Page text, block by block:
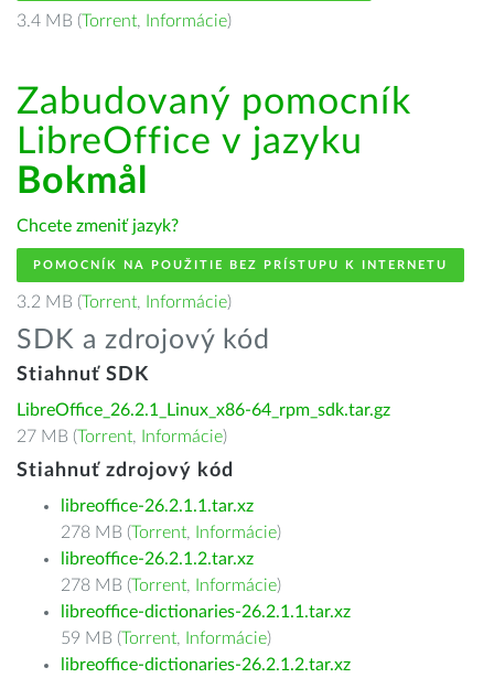
3.4 MB (Torrent, Informácie)
Zabudovaný pomocník
LibreOffice v jazyku
Bokmål
Chcete zmeniť jazyk?
POMOCNÍK NA POUŽITIE BEZ PRÍSTUPU K INTERNETU
3.2 MB (Torrent, Informácie)
SDK a zdrojový kód
Stiahnuť SDK
LibreOffice_26.2.1_Linux_x86-64_rpm_sdk.tar.gz
27 MB (Torrent, Informácie)
Stiahnuť zdrojový kód
libreoffice-26.2.1.1.tar.xz
278 MB (Torrent, Informácie)
libreoffice-26.2.1.2.tar.xz
278 MB (Torrent, Informácie)
libreoffice-dictionaries-26.2.1.1.tar.xz
59 MB (Torrent, Informácie)
libreoffice-dictionaries-26.2.1.2.tar.xz